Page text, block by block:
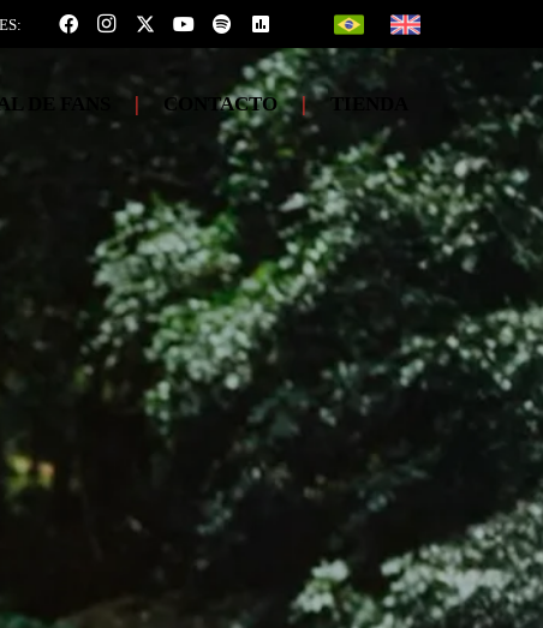
DE FANS | CONTACTO | TIENDA